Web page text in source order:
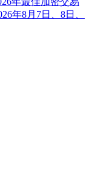
年8月7日、8日、